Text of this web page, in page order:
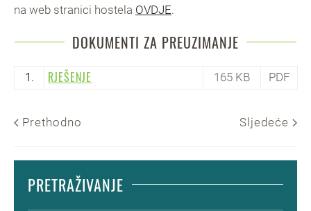
na web stranici hostela OVDJE.
DOKUMENTI ZA PREUZIMANJE
1. RJEŠENJE 165 KB PDF
Prethodno Sljedeće
PRETRAŽIVANJE